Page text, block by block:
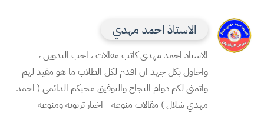
الاستاذ احمد مهدي
الاستاذ احمد مهدي كاتب مقالات ، احب التدوين ،
واحاول بكل جهد ان اقدم لكل الطلاب ما هو مفيد لهم
واتمنى لكم دوام النجاح والتوفيق محبكم الدائمي ( احمد
مهدي شلال ) مقالات منوعه - اخبار تربويه ومنوعه -